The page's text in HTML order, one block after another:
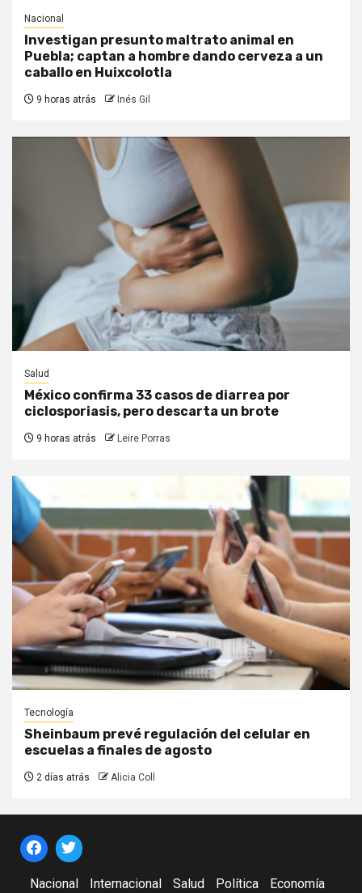
Nacional
Investigan presunto maltrato animal en
Puebla; captan a hombre dando cerveza a un
caballo en Huixcolotla
9 horas atrás Inés Gil
Salud
México confirma 33 casos de diarrea por
ciclosporiasis, pero descarta un brote
9 horas atrás Leire Porras
Tecnología
Sheinbaum prevé regulación del celular en
escuelas a finales de agosto
2 días atrás Alicia Coll
Nacional Internacional Salud Política Economía